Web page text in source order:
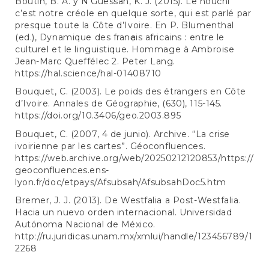
c’est notre créole en quelque sorte, qui est parlé par
presque toute la Côte d’Ivoire. En P. Blumenthal
(ed.), Dynamique des franҫais africains : entre le
culturel et le linguistique. Hommage à Ambroise
Jean-Marc Queffélec 2. Peter Lang.
https://hal.science/hal-01408710
Bouquet, C. (2003). Le poids des étrangers en Côte
d’Ivoire. Annales de Géographie, (630), 115-145.
https://doi.org/10.3406/geo.2003.895
Bouquet, C. (2007, 4 de junio). Archive. “La crise
ivoirienne par les cartes”. Géoconfluences.
https://web.archive.org/web/20250212120853/https://
geoconfluences.ens-
lyon.fr/doc/etpays/Afsubsah/AfsubsahDoc5.htm
Bremer, J. J. (2013). De Westfalia a Post-Westfalia.
Hacia un nuevo orden internacional. Universidad
Autónoma Nacional de México.
http://ru.juridicas.unam.mx/xmlui/handle/123456789/1
2268